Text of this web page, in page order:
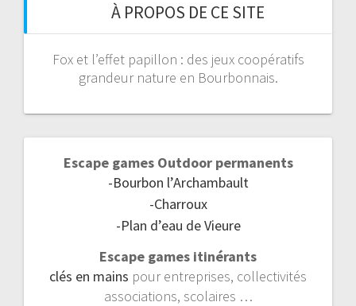
À PROPOS DE CE SITE
Fox et l’effet papillon : des jeux coopératifs
grandeur nature en Bourbonnais.
Escape games Outdoor permanents
-Bourbon l’Archambault
-Charroux
-Plan d’eau de Vieure
Escape games itinérants
clés en mains pour entreprises, collectivités
associations, scolaires …